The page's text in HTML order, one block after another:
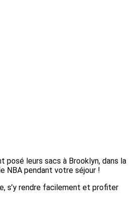
posé leurs sacs à Brooklyn, dans la
NBA pendant votre séjour !
s’y rendre facilement et profiter